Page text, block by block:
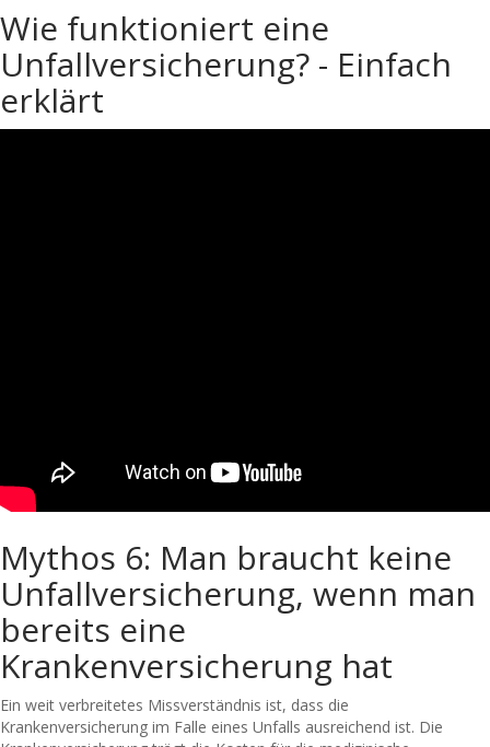
Wie funktioniert eine
Unfallversicherung? - Einfach
erklärt
Mythos 6: Man braucht keine
Unfallversicherung, wenn man
bereits eine
Krankenversicherung hat
Ein weit verbreitetes Missverständnis ist, dass die
Krankenversicherung im Falle eines Unfalls ausreichend ist. Die